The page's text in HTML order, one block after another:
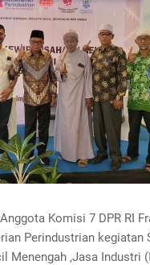
Komisi 7 DPR RI
Perindustrian kegiatan
Menengah ,Jasa Industri